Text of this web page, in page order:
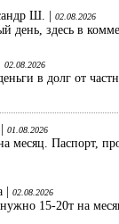
Ш. | 02.08.2026
день, здесь в
02.08.2026
в долг от
01.08.2026
месяц. Паспорт,
|
02.08.2026
15-20т на